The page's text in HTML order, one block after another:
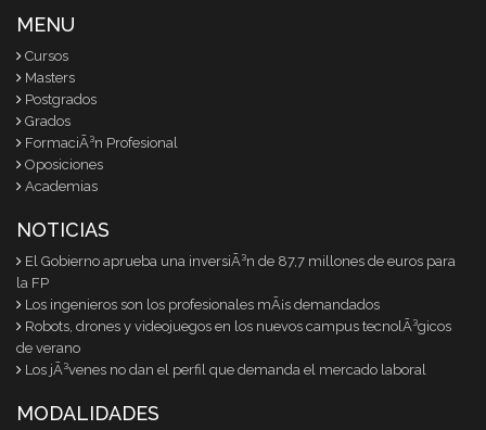
MENU
Cursos
Masters
Postgrados
Grados
FormaciÃ³n Profesional
Oposiciones
Academias
NOTICIAS
El Gobierno aprueba una inversiÃ³n de 87,7 millones de euros para
la FP
Los ingenieros son los profesionales mÃ¡s demandados
Robots, drones y videojuegos en los nuevos campus tecnolÃ³gicos
de verano
Los jÃ³venes no dan el perfil que demanda el mercado laboral
MODALIDADES